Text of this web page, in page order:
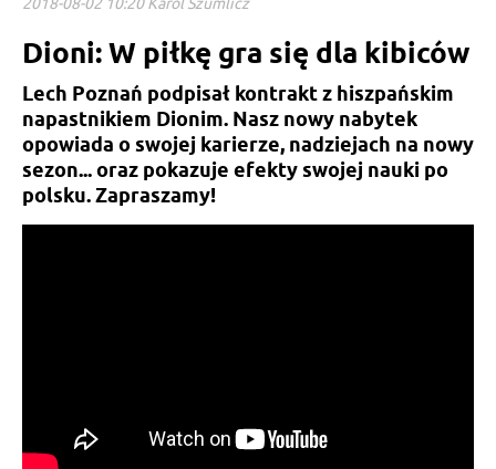
Dioni: W piłkę gra się dla kibiców
Lech Poznań podpisał kontrakt z hiszpańskim
napastnikiem Dionim. Nasz nowy nabytek
opowiada o swojej karierze, nadziejach na nowy
sezon... oraz pokazuje efekty swojej nauki po
polsku. Zapraszamy!